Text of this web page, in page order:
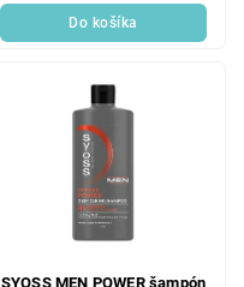
Do košíka
SYOSS MEN POWER šampón